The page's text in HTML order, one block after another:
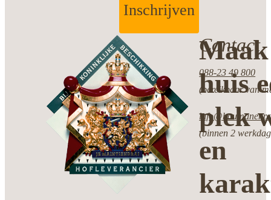
huis
plek
en
Inschrijven
Contact
088-23 49 800
(bereikbaar van
(binnen 2